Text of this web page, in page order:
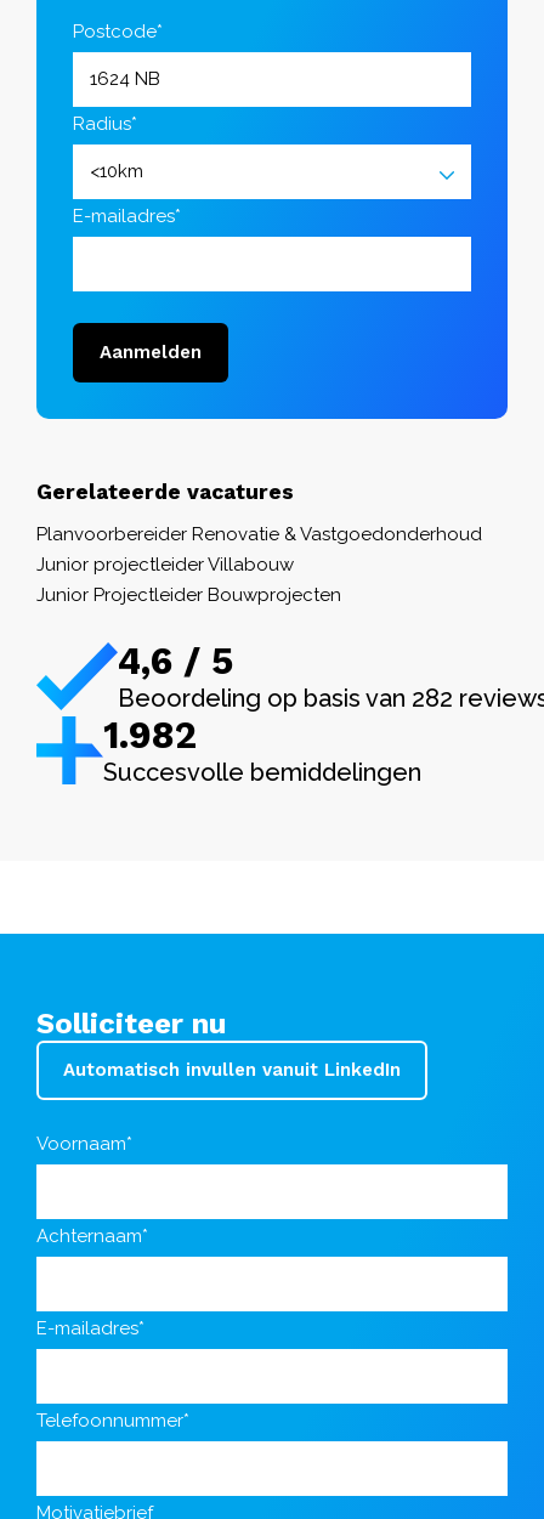
Postcode*
Radius*
E-mailadres*
Aanmelden
Gerelateerde vacatures
Planvoorbereider Renovatie & Vastgoedonderhoud
Junior projectleider Villabouw
Junior Projectleider Bouwprojecten
4,6 / 5
Beoordeling op basis van 282
1.982
Succesvolle bemiddelingen
Solliciteer nu
Automatisch invullen vanuit LinkedIn
Voornaam*
Achternaam*
E-mailadres*
Telefoonnummer*
Motivatiebrief